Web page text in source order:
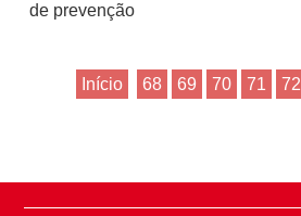
de prevenção
Início 68 69 70 71 72